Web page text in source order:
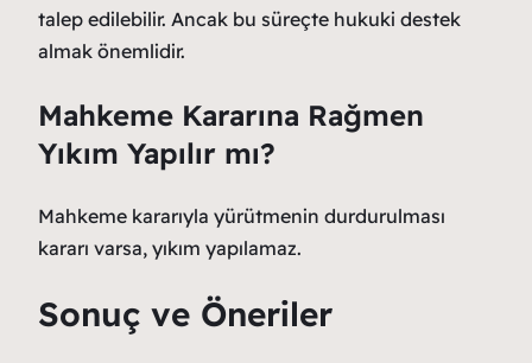
talep edilebilir. Ancak bu süreçte hukuki destek
almak önemlidir.
Mahkeme Kararına Rağmen
Yıkım Yapılır mı?
Mahkeme kararıyla yürütmenin durdurulması
kararı varsa, yıkım yapılamaz.
Sonuç ve Öneriler